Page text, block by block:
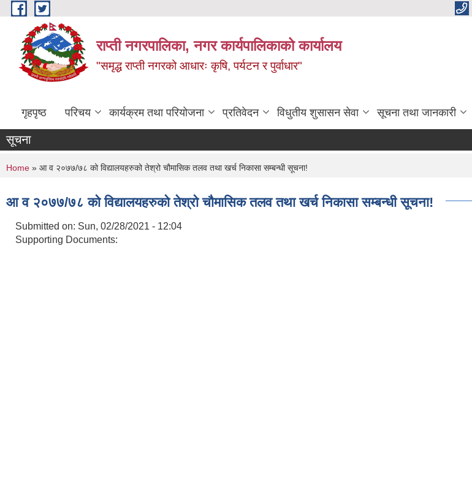
Skip to main content
राप्ती नगरपालिका, नगर कार्यपालिकाको कार्यालय
"समृद्ध राप्ती नगरको आधारः कृषि, पर्यटन र पुर्वाधार"
गृहपृष्ठ परिचय कार्यक्रम तथा परियोजना प्रतिवेदन विधुतीय शुसासन सेवा सूचना तथा जानकारी
सूचना
You are here
Home » आ व २०७७/७८ को विद्यालयहरुको तेश्रो चौमासिक तलव तथा खर्च निकासा सम्बन्धी सूचना!
आ व २०७७/७८ को विद्यालयहरुको तेश्रो चौमासिक तलव तथा खर्च निकासा सम्बन्धी सूचना!
Submitted on: Sun, 02/28/2021 - 12:04
Supporting Documents: